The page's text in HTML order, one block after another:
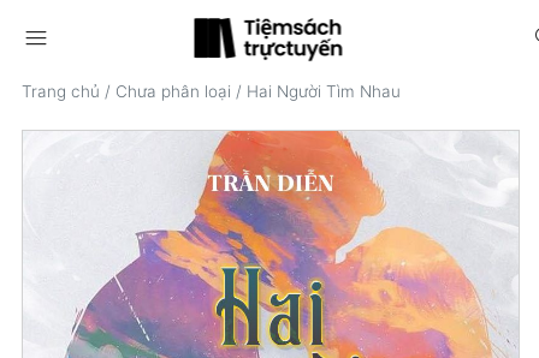
menu
Trang chủ / Chưa phân loại / Hai Người Tìm Nhau